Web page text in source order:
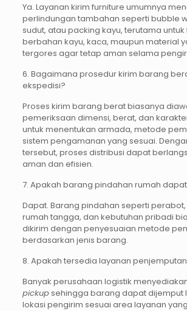
Ya. Layanan kirim furniture umumnya
perlindungan tambahan seperti bubble
sudut, atau packing kayu, terutama untuk
berbahan kayu, kaca, maupun material
tergores agar tetap aman selama
6. Bagaimana prosedur kirim barang
ekspedisi?
Proses kirim barang berat biasanya
pemeriksaan dimensi, berat, dan
untuk menentukan armada, metode
sistem pengamanan yang sesuai.
tersebut, proses distribusi dapat
aman dan efisien.
7. Apakah barang pindahan rumah
Dapat. Barang pindahan seperti
rumah tangga, dan kebutuhan pribadi
dikirim dengan penyesuaian metode
berdasarkan jenis barang.
8. Apakah tersedia layanan
Banyak perusahaan logistik
pickupsehingga barang dapat dijemput
lokasi pengirim sesuai area layanan